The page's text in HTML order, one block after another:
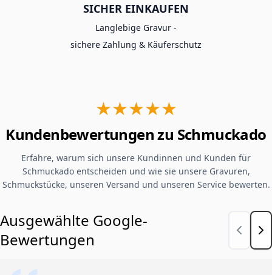
SICHER EINKAUFEN
Langlebige Gravur -
sichere Zahlung & Käuferschutz
★★★★★
Kundenbewertungen zu Schmuckado
Erfahre, warum sich unsere Kundinnen und Kunden für
Schmuckado entscheiden und wie sie unsere Gravuren,
Schmuckstücke, unseren Versand und unseren Service bewerten.
Ausgewählte Google-
Bewertungen